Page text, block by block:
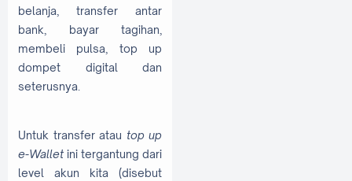
belanja, transfer antar
bank, bayar tagihan,
membeli pulsa, top up
dompet digital dan
seterusnya.
Untuk transfer atau top up
e-Wallet ini tergantung dari
level akun kita (disebut